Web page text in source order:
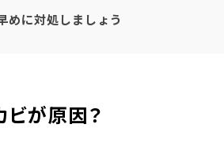
めに対処しましょう
ビが原因？